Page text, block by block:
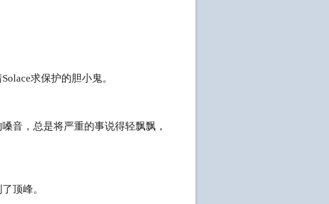
求保护的胆小鬼。
音，总是将严重的事说得轻飘飘，
顶峰。